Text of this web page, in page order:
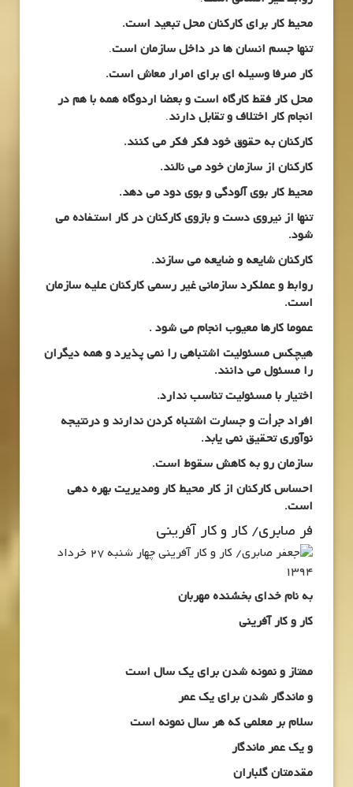
محیط کار برای کارکنان محل تبعید است.
تنها جسم انسان ها در داخل سازمان است.
کار صرفا وسیله ای برای امرار معاش است.
محل کار فقط کارگاه است و بعضا اردوگاه همه با هم در
انجام کار اختلاف و تقابل دارند.
کارکنان به حقوق خود فکر فکر می کنند.
کارکنان از سازمان خود می نالند.
محیط کار بوی آلودگی و بوی دود می دهد.
تنها از نیروی دست و بازوی کارکنان در کار استفاده می
شود.
کارکنان شایعه و ضایعه می سازند.
روابط و عملکرد سازمانی غیر رسمی کارکنان علیه سازمان
است.
عموما کارها معیوب انجام می شود .
هیچکس مسئولیت اشتباهی را نمی پذیرد و همه دیگران
را مسئول می دانند.
اختیار با مسئولیت تناسب ندارد.
افراد جرأت و جسارت اشتباه کردن ندارند و درنتیجه
نوآوری تحقیق نمی یابد.
سازمان رو به کاهش سقوط است.
احساس کارکنان از کار محیط کار ومدیریت بهره دهی
است.
فر صابری/ کار و کار آفرینی
چهار شنبه 27 خرداد
1394
به نام خدای بخشنده مهربان
کار و کار آفرینی
ممتاز و نمونه شدن برای یک سال است
و ماندگار شدن برای یک عمر
سلام بر معلمی که هر سال نمونه است
و یک عمر ماندگار
مقدمتان گلباران